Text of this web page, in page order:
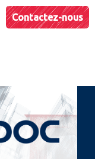
Contactez-nous